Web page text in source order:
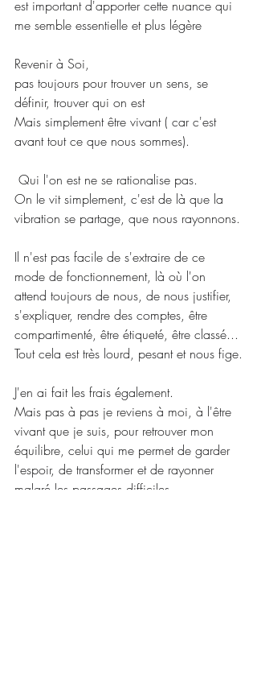
est important d'apporter cette nuance qui
me semble essentielle et plus légère
Revenir à Soi,
pas toujours pour trouver un sens, se
définir, trouver qui on est
Mais simplement être vivant ( car c'est
avant tout ce que nous sommes).
Qui l'on est ne se rationalise pas.
On le vit simplement, c'est de là que la
vibration se partage, que nous rayonnons.
Il n'est pas facile de s'extraire de ce
mode de fonctionnement, là où l'on
attend toujours de nous, de nous justifier,
s'expliquer, rendre des comptes, être
compartimenté, être étiqueté, être classé...
Tout cela est très lourd, pesant et nous fige.
J'en ai fait les frais également.
Mais pas à pas je reviens à moi, à l'être
vivant que je suis, pour retrouver mon
équilibre, celui qui me permet de garder
l'espoir, de transformer et de rayonner
malgré les passages difficiles.